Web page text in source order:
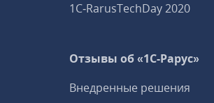
1C‑RarusTechDay 2020
Отзывы об «1С-Рарус»
Внедренные решения